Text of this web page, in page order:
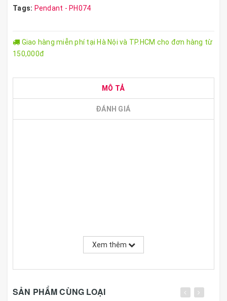
Tags: Pendant - PH074
Giao hàng miễn phí tại Hà Nội và TP.HCM cho đơn hàng từ
150,000đ
MÔ TẢ
ĐÁNH GIÁ
Xem thêm
SẢN PHẨM CÙNG LOẠI